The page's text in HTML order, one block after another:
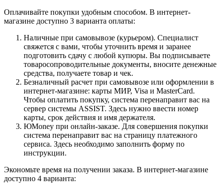
Оплачивайте покупки удобным способом. В интернет-
магазине доступно 3 варианта оплаты:
Наличные при самовывозе (курьером). Специалист
свяжется с вами, чтобы уточнить время и заранее
подготовить сдачу с любой купюры. Вы подписываете
товаросопроводительные документы, вносите денежные
средства, получаете товар и чек.
Безналичный расчет при самовывозе или оформлении в
интернет-магазине: карты МИР, Visa и MasterCard.
Чтобы оплатить покупку, система перенаправит вас на
сервер системы ASSIST. Здесь нужно ввести номер
карты, срок действия и имя держателя.
ЮMoney при онлайн-заказе. Для совершения покупки
система перенаправит вас на страницу платежного
сервиса. Здесь необходимо заполнить форму по
инструкции.
Экономьте время на получении заказа. В интернет-магазине
доступно 4 варианта: